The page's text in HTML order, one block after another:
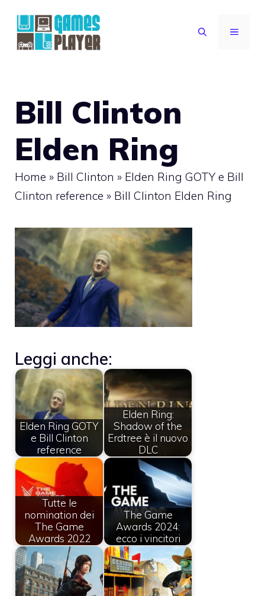
contenuto
MENU
Bill Clinton
Elden Ring
Home » Bill Clinton » Elden Ring GOTY e Bill
Clinton reference » Bill Clinton Elden Ring
Leggi anche:
Elden Ring GOTY
e Bill Clinton
reference
Elden Ring:
Shadow of the
Erdtree è il nuovo
DLC
Tutte le
nomination dei
The Game
Awards 2022
The Game
Awards 2024:
ecco i vincitori